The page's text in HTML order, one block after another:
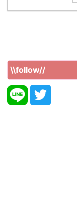
\\follow//